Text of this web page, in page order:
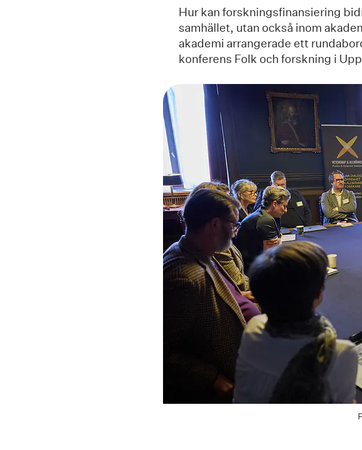
Hur kan forskningsfinansiering
samhället, utan också inom
akademi arrangerade ett
konferens Folk och forskning i